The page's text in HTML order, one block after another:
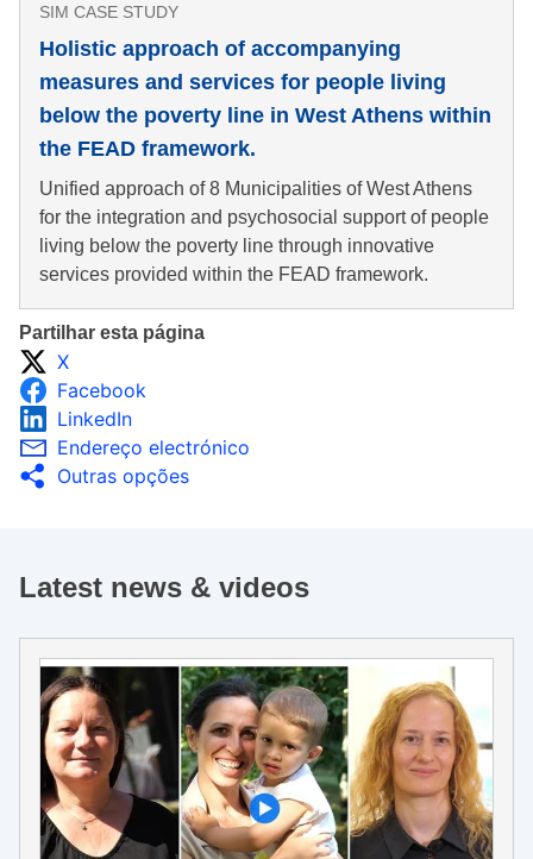
SIM CASE STUDY
Holistic approach of accompanying
measures and services for people living
below the poverty line in West Athens within
the FEAD framework.
Unified approach of 8 Municipalities of West Athens
for the integration and psychosocial support of people
living below the poverty line through innovative
services provided within the FEAD framework.
Partilhar esta página
X
Facebook
LinkedIn
Endereço electrónico
Outras opções
Latest news & videos